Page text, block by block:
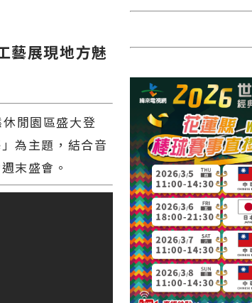
富里鄉
2024暑
國
其
藝展現地方魅
閒園區盛大登
為主題，結合音
末盛會。